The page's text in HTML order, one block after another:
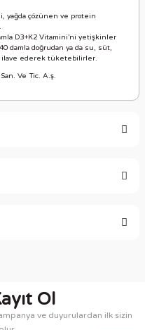
yağda çözünen ve protein
D3+K2 Vitamini’ni yetişkinler
damla doğrudan ya da su, süt,
ilave ederek tüketebilirler.
Ve Tic. A.ş.
Ol
ve duyurulardan ilk sizin